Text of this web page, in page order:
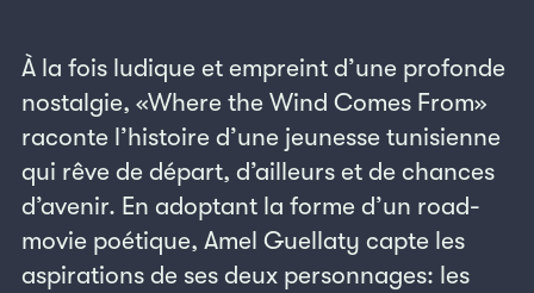
À la fois ludique et empreint d’une profonde
nostalgie, «Where the Wind Comes From»
raconte l’histoire d’une jeunesse tunisienne
qui rêve de départ, d’ailleurs et de chances
d’avenir. En adoptant la forme d’un road-
movie poétique, Amel Guellaty capte les
aspirations de ses deux personnages: les